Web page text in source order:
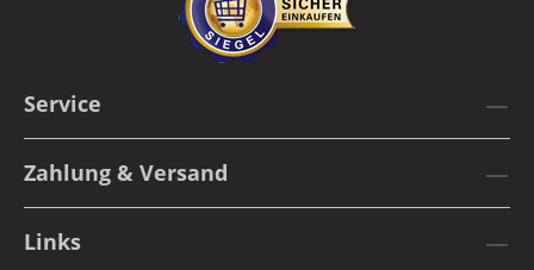
Service
Zahlung & Versand
Links